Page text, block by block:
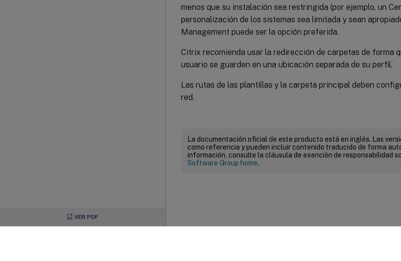
VER PDF
menos que su instalación sea restringida (por ejemplo, un
personalización de los sistemas sea limitada y sean
Management puede ser la opción preferida.
Citrix recomienda usar la redirección de carpetas de forma
usuario se guarden en una ubicación separada de su perfil.
Las rutas de las plantillas y la carpeta principal deben
red.
La documentación oficial de este producto está en inglés. Las
como referencia y pueden incluir contenido traducido de forma
información, consulte la cláusula de exención de responsabilidad
Software Group home.